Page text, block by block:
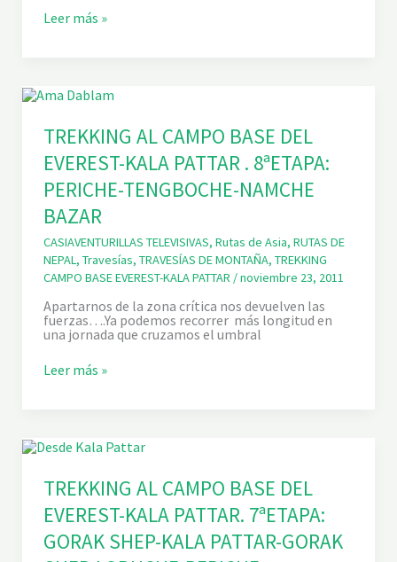
O
L
o
)
O
I
Ó
Y
D
A
T
O
S
T
C
N
I
C
O
S
T
N
A
L
C
A
M
P
O
B
A
S
E
D
E
L
E
V
R
K
A
A
P
A
T
T
Leer más »
TREKKING AL CAMPO BASE DEL
EVEREST-KALA PATTAR . 8ªETAPA:
PERICHE-TENGBOCHE-NAMCHE
BAZAR
CASIAVENTURILLAS TELEVISIVAS, Rutas de Asia, RUTAS DE
NEPAL, Travesías, TRAVESÍAS DE MONTAÑA, TREKKING
CAMPO BASE EVEREST-KALA PATTAR /noviembre 23, 2011
Apartarnos de la zona crítica nos devuelven las
fuerzas….Ya podemos recorrer más longitud en
una jornada que cruzamos el umbral
T
I
N
A
L
C
A
M
P
Leer más »
TREKKING AL CAMPO BASE DEL
EVEREST-KALA PATTAR. 7ªETAPA:
GORAK SHEP-KALA PATTAR-GORAK